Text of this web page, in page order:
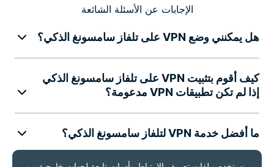
الإجابات عن الأسئلة الشائعة
هل يمكنني وضع VPN على تلفاز سامسونغ الذكي؟
كيف أقوم بتثبيت VPN على تلفاز سامسونغ الذكي
إذا لم تكن تطبيقات VPN مدعومة؟
ما أفضل خدمة VPN لتلفاز سامسونغ الذكي؟